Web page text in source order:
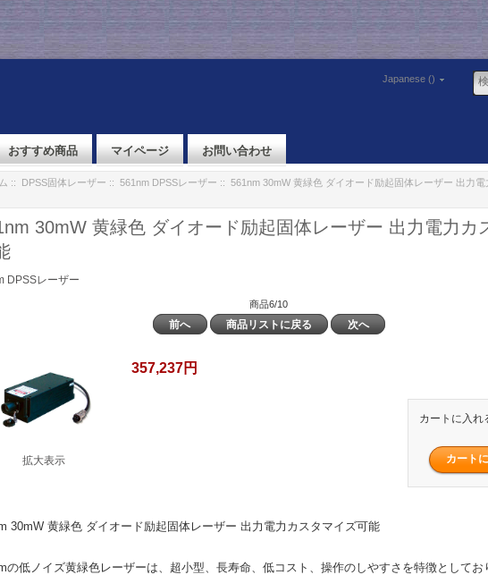
Japanese ()
おすすめ商品 マイページ お問い合わせ
:: DPSS固体レーザー :: 561nm DPSSレーザー :: 561nm 30mW 黄緑色 ダイオード励起固体レーザー 出力電
30mW 黄緑色 ダイオード励起固体レーザー 出力電力カ
DPSSレーザー
商品6/10
前へ 商品リストに戻る 次へ
拡大表示
357,237円
カートに入れ
30mW 黄緑色 ダイオード励起固体レーザー 出力電力カスタマイズ可能
の低ノイズ黄緑色レーザーは、超小型、長寿命、低コスト、操作のしやすさを特徴としてお